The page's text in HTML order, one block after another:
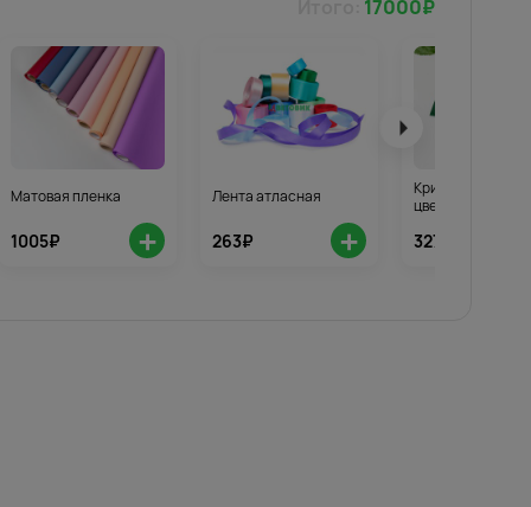
17000₽
Матовая пленка
1005₽ +
Лента атласная
263₽ +
Кризал для
цветов 3шт.
327₽